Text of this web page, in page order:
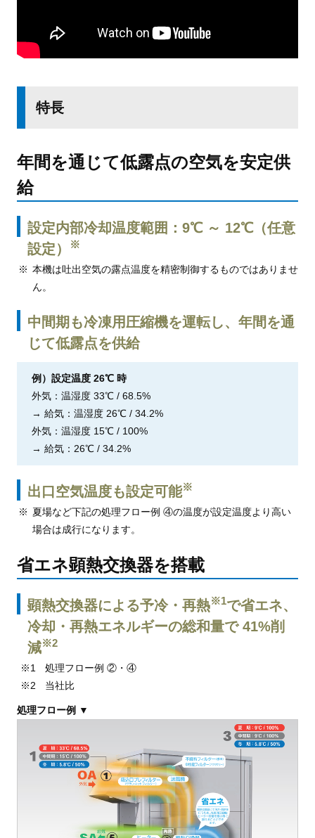
特長
年間を通じて低露点の空気を安定供
給
設定内部冷却温度範囲：9℃ ～ 12℃（任意
設定）
※
本機は吐出空気の露点温度を精密制御するものではありませ
ん。
中間期も冷凍用圧縮機を運転し、年間を通
じて低露点を供給
例）設定温度 26℃ 時
外気：温湿度 33℃ / 68.5%
→ 給気：温湿度 26℃ / 34.2%
外気：温湿度 15℃ / 100%
→ 給気：26℃ / 34.2%
出口空気温度も設定可能※
夏場など下記の処理フロー例 ④の温度が設定温度より高い
場合は成行になります。
省エネ顕熱交換器を搭載
顕熱交換器による予冷・再熱※1で省エネ、
冷却・再熱エネルギーの総和量で 41%削
減※2
処理フロー例 ②・④
当社比
処理フロー例 ▼